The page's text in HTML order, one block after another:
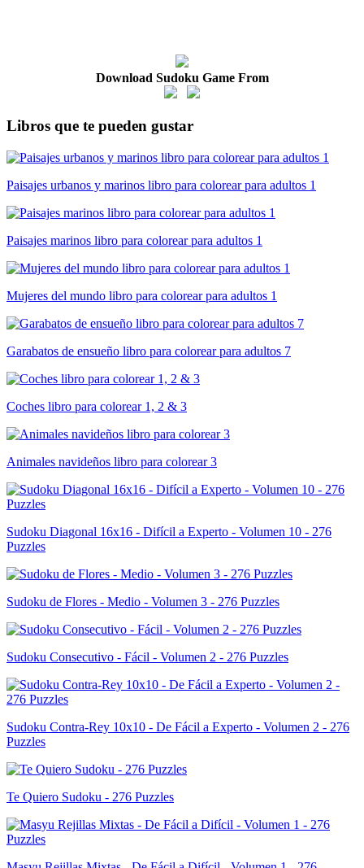
Download Sudoku Game From
Libros que te pueden gustar
Paisajes urbanos y marinos libro para colorear para adultos 1
Paisajes marinos libro para colorear para adultos 1
Mujeres del mundo libro para colorear para adultos 1
Garabatos de ensueño libro para colorear para adultos 7
Coches libro para colorear 1, 2 & 3
Animales navideños libro para colorear 3
Sudoku Diagonal 16x16 - Difícil a Experto - Volumen 10 - 276
Puzzles
Sudoku de Flores - Medio - Volumen 3 - 276 Puzzles
Sudoku Consecutivo - Fácil - Volumen 2 - 276 Puzzles
Sudoku Contra-Rey 10x10 - De Fácil a Experto - Volumen 2 - 276
Puzzles
Te Quiero Sudoku - 276 Puzzles